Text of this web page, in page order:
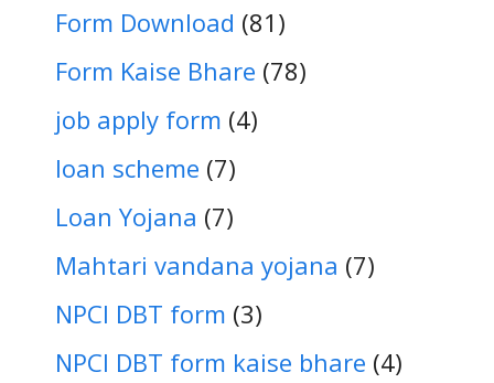
Form Download (81)
Form Kaise Bhare (78)
job apply form (4)
loan scheme (7)
Loan Yojana (7)
Mahtari vandana yojana (7)
NPCI DBT form (3)
NPCI DBT form kaise bhare (4)